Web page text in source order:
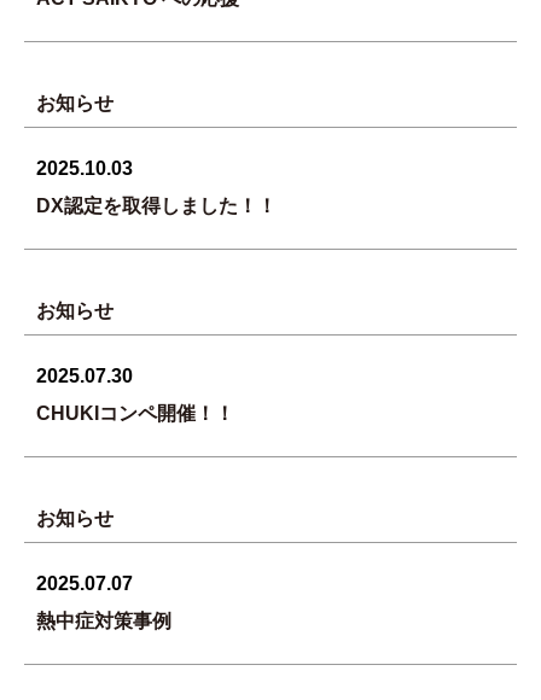
お知らせ
2025.10.03
DX認定を取得しました！！
お知らせ
2025.07.30
CHUKIコンペ開催！！
お知らせ
2025.07.07
熱中症対策事例